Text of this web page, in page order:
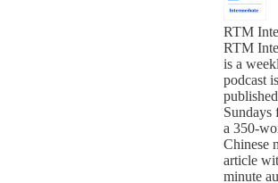
RTM
RTM
is a
podcast is
Sundays
a 350-
Chinese
article
minute